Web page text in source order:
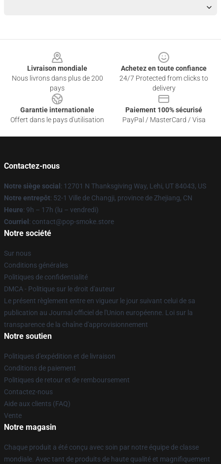
Livraison mondiale
Nous livrons dans plus de 200
pays
Achetez en toute confiance
24/7 Protected from clicks to
delivery
Garantie internationale
Offert dans le pays d'utilisation
Paiement 100% sécurisé
PayPal / MasterCard / Visa
Contactez-nous
Notre siège social : 12701 N Thanksgiving Way, Lehi, UT 84043, US
Notre entrepôt: 52-1 Ville de Changji, province de Zhejiang, CN
Heure: 9h – 17h (lu – vendredi)
Courriel : contact@pop-smoke.store
Notre société
Sur nous
Conditions générales
Politiques de confidentialité
DMCA - Politique sur le droit d'auteur
Le présent règlement entre en vigueur le jour suivant celui de sa
publication au Journal officiel de l'Union européenne. Loi sur la
transparence de la chaîne d'approvisionnement
Notre soutien
Politiques d'expédition et de livraison
Conditions de paiement
Politiques de retour et de remboursement
Contactez-nous
Aide aux clients (FAQ)
Vente
Notre magasin
Chaque produit a été conçu avec soin par notre équipe de classe
mondiale. Avec tant de produits de haute qualité et magnifiquement